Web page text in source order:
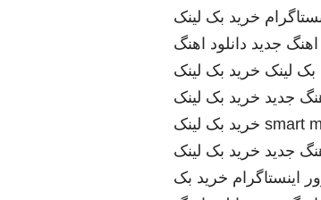
خرید بک لینک
اهنگ جدید دانلود اهنگ
بک لینک خرید بک لینک
جدید خرید بک لینک
smart خرید بک لینک
جدید خرید بک لینک
اینستاگرام خرید بک